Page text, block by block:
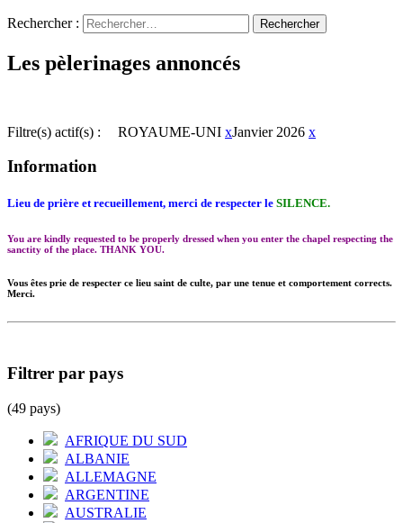
Rechercher :
Les pèlerinages annoncés
Filtre(s) actif(s) : ROYAUME-UNI xJanvier 2026 x
Information
Lieu de prière et recueillement, merci de respecter le SILENCE.
You are kindly requested to be properly dressed when you enter the chapel respecting the
sanctity of the place. THANK YOU.
Vous êtes prie de respecter ce lieu saint de culte, par une tenue et comportement corrects.
Merci.
Filtrer par pays
(49 pays)
AFRIQUE DU SUD
ALBANIE
ALLEMAGNE
ARGENTINE
AUSTRALIE